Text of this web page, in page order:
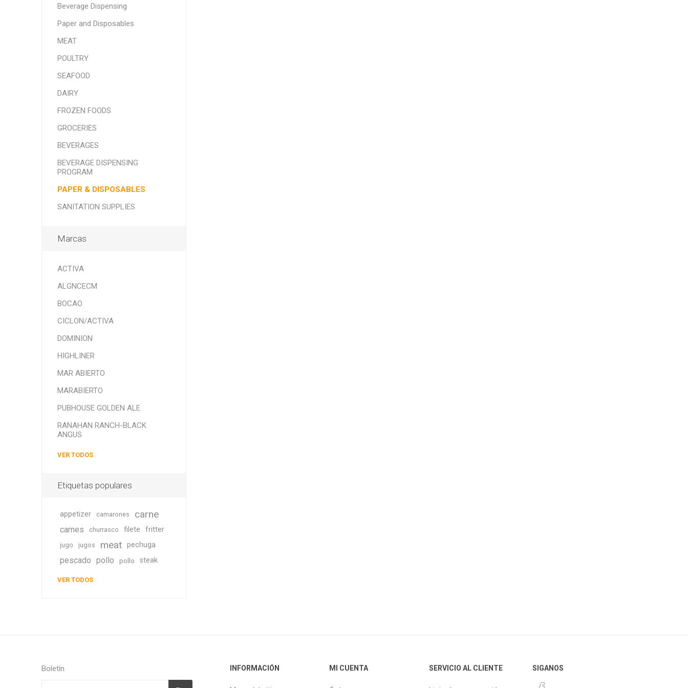
SMITHFIELD ULTRAFORCE
Beverage Dispensing
Paper and Disposables
MEAT
POULTRY
SEAFOOD
DAIRY
FROZEN FOODS
GROCERIES
BEVERAGES
BEVERAGE DISPENSING
PROGRAM
PAPER & DISPOSABLES
SANITATION SUPPLIES
Marcas
ACTIVA
ALGNCECM
BOCAO
CICLON/ACTIVA
DOMINION
HIGHLINER
MAR ABIERTO
MARABIERTO
PUBHOUSE GOLDEN ALE
RANAHAN RANCH-BLACK
ANGUS
VER TODOS
Etiquetas populares
appetizer camarones carne
carnes churrasco filete fritter
jugo jugos meat pechuga
pescado pollo pollo steak
VER TODOS
Boletín INFORMACIÓN MI CUENTA SERVICIO AL CLIENTE SIGANOS